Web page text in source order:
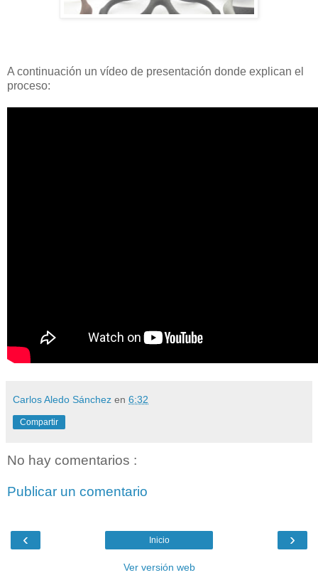
A continuación un vídeo de presentación donde explican el
proceso:
Carlos Aledo Sánchez en 6:32
Compartir
No hay comentarios :
Publicar un comentario
‹ ›
Inicio
Ver versión web